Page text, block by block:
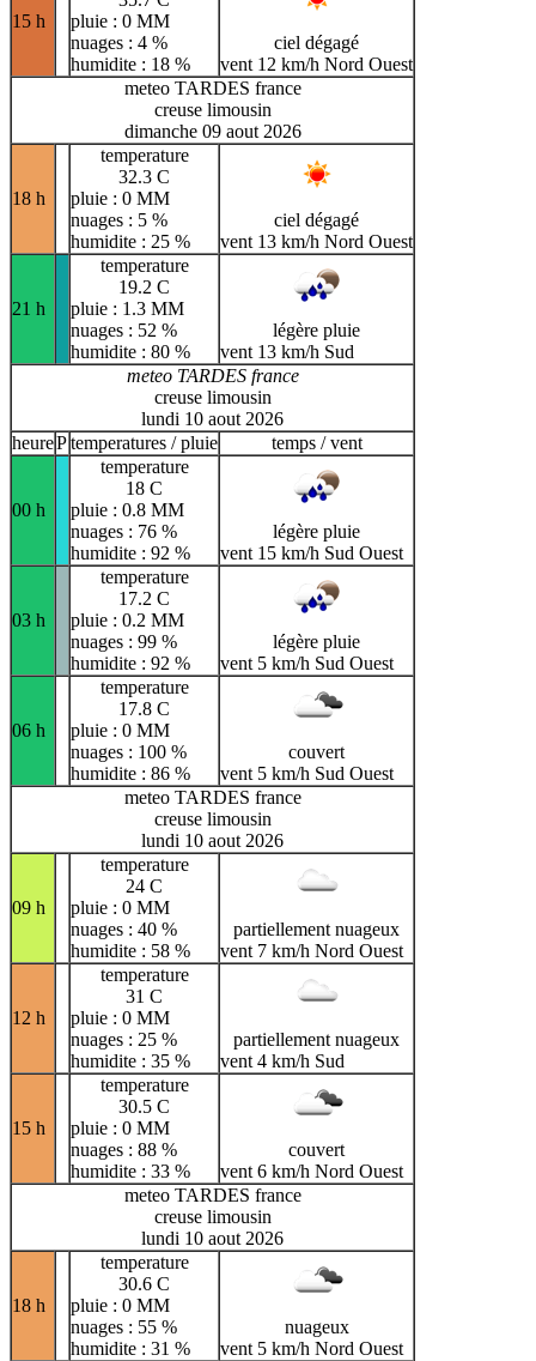
15 h
pluie : 0 MM
nuages : 4 %
humidite : 18 %
ciel dégagé
vent 12 km/h Nord Ouest
meteo TARDES france
creuse limousin
dimanche 09 aout 2026
18 h
temperature
32.3 C
pluie : 0 MM
nuages : 5 %
humidite : 25 %
ciel dégagé
vent 13 km/h Nord Ouest
21 h
temperature
19.2 C
pluie : 1.3 MM
nuages : 52 %
humidite : 80 %
légère pluie
vent 13 km/h Sud
meteo TARDES france
creuse limousin
lundi 10 aout 2026
heurePtemperatures / pluie temps / vent
00 h
temperature
18 C
pluie : 0.8 MM
nuages : 76 %
humidite : 92 %
légère pluie
vent 15 km/h Sud Ouest
03 h
temperature
17.2 C
pluie : 0.2 MM
nuages : 99 %
humidite : 92 %
légère pluie
vent 5 km/h Sud Ouest
06 h
temperature
17.8 C
pluie : 0 MM
nuages : 100 %
humidite : 86 %
couvert
vent 5 km/h Sud Ouest
meteo TARDES france
creuse limousin
lundi 10 aout 2026
09 h
temperature
24 C
pluie : 0 MM
nuages : 40 %
humidite : 58 %
partiellement nuageux
vent 7 km/h Nord Ouest
12 h
temperature
31 C
pluie : 0 MM
nuages : 25 %
humidite : 35 %
partiellement nuageux
vent 4 km/h Sud
15 h
temperature
30.5 C
pluie : 0 MM
nuages : 88 %
humidite : 33 %
couvert
vent 6 km/h Nord Ouest
meteo TARDES france
creuse limousin
lundi 10 aout 2026
18 h
temperature
30.6 C
pluie : 0 MM
nuages : 55 %
humidite : 31 %
nuageux
vent 5 km/h Nord Ouest